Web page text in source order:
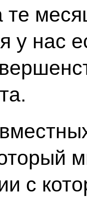
те
у нас
с